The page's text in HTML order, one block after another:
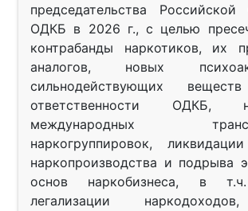
председательства
ОДКБ в 2026 г., с целью
контрабанды наркотиков, их
аналогов, новых
сильнодействующих
ответственности ОДКБ,
международных
наркогруппировок,
наркопроизводства и подрыва
основ наркобизнеса, в т.ч.
легализации